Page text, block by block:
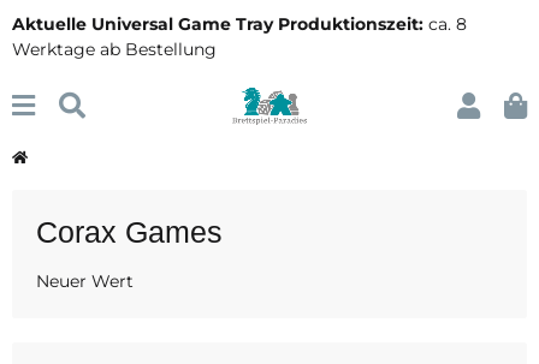
Aktuelle Universal Game Tray Produktionszeit: ca. 8
Werktage ab Bestellung
Corax Games
Neuer Wert